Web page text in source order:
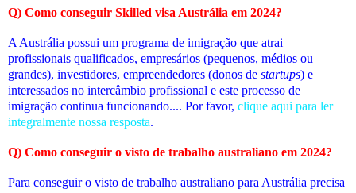
Q) Como conseguir Skilled visa Austrália em 2024?
A Austrália possui um programa de imigração que atrai
profissionais qualificados, empresários (pequenos, médios ou
grandes), investidores, empreendedores (donos de startups) e
interessados no intercâmbio profissional e este processo de
imigração continua funcionando.... Por favor, clique aqui para ler
integralmente nossa resposta.
Q) Como conseguir o visto de trabalho australiano em 2024?
Para conseguir o visto de trabalho australiano para Austrália precisa